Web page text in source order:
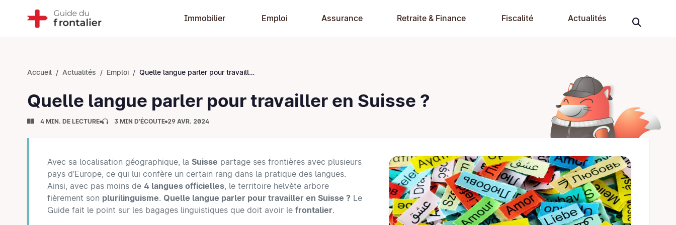
Immobilier Emploi Assurance Retraite & Finance Fiscalité Actualités
Accueil Actualités Emploi Quelle langue parler pour travailler en Suisse ?
Quelle langue parler pour travailler en Suisse ?
4 MIN. DE LECTURE 3 MIN D'ÉCOUTE 29 AVR. 2024
Avec sa localisation géographique, la Suisse partage ses frontières avec plusieurs
pays d’Europe, ce qui lui confère un certain rang dans la pratique des langues.
Ainsi, avec pas moins de 4 langues officielles, le territoire helvète arbore
fièrement son plurilinguisme. Quelle langue parler pour travailler en Suisse ? Le
Guide fait le point sur les bagages linguistiques que doit avoir le frontalier.